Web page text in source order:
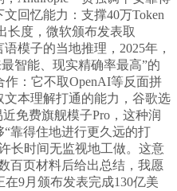
回忆能力：支撑40万Token
长度，微软颁布发表取
模子的当地推理，2025年，
智能、现实精确率最高”的
：它不取OpenAI等反面拼
本理解打通的能力，谷歌选
免费旗舰模子Pro，这种润
靠得住地进行更久远的打
长时间无监视地工做。这意
百页材料后给出总结，我愿
9月颁布发表完成130亿美